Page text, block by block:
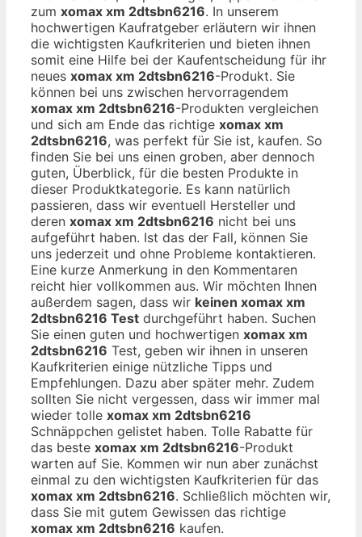
zum xomax xm 2dtsbn6216. In unserem
hochwertigen Kaufratgeber erläutern wir ihnen
die wichtigsten Kaufkriterien und bieten ihnen
somit eine Hilfe bei der Kaufentscheidung für ihr
neues xomax xm 2dtsbn6216-Produkt. Sie
können bei uns zwischen hervorragendem
xomax xm 2dtsbn6216-Produkten vergleichen
und sich am Ende das richtige xomax xm
2dtsbn6216, was perfekt für Sie ist, kaufen. So
finden Sie bei uns einen groben, aber dennoch
guten, Überblick, für die besten Produkte in
dieser Produktkategorie. Es kann natürlich
passieren, dass wir eventuell Hersteller und
deren xomax xm 2dtsbn6216 nicht bei uns
aufgeführt haben. Ist das der Fall, können Sie
uns jederzeit und ohne Probleme kontaktieren.
Eine kurze Anmerkung in den Kommentaren
reicht hier vollkommen aus. Wir möchten Ihnen
außerdem sagen, dass wir keinen xomax xm
2dtsbn6216 Test durchgeführt haben. Suchen
Sie einen guten und hochwertigen xomax xm
2dtsbn6216 Test, geben wir ihnen in unseren
Kaufkriterien einige nützliche Tipps und
Empfehlungen. Dazu aber später mehr. Zudem
sollten Sie nicht vergessen, dass wir immer mal
wieder tolle xomax xm 2dtsbn6216
Schnäppchen gelistet haben. Tolle Rabatte für
das beste xomax xm 2dtsbn6216-Produkt
warten auf Sie. Kommen wir nun aber zunächst
einmal zu den wichtigsten Kaufkriterien für das
xomax xm 2dtsbn6216. Schließlich möchten wir,
dass Sie mit gutem Gewissen das richtige
xomax xm 2dtsbn6216 kaufen.